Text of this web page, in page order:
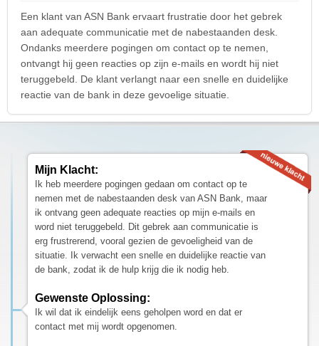
Een klant van ASN Bank ervaart frustratie door het gebrek
aan adequate communicatie met de nabestaanden desk.
Ondanks meerdere pogingen om contact op te nemen,
ontvangt hij geen reacties op zijn e-mails en wordt hij niet
teruggebeld. De klant verlangt naar een snelle en duidelijke
reactie van de bank in deze gevoelige situatie.
Mijn Klacht:
Ik heb meerdere pogingen gedaan om contact op te
nemen met de nabestaanden desk van ASN Bank, maar
ik ontvang geen adequate reacties op mijn e-mails en
word niet teruggebeld. Dit gebrek aan communicatie is
erg frustrerend, vooral gezien de gevoeligheid van de
situatie. Ik verwacht een snelle en duidelijke reactie van
de bank, zodat ik de hulp krijg die ik nodig heb.
Gewenste Oplossing:
Ik wil dat ik eindelijk eens geholpen word en dat er
contact met mij wordt opgenomen.